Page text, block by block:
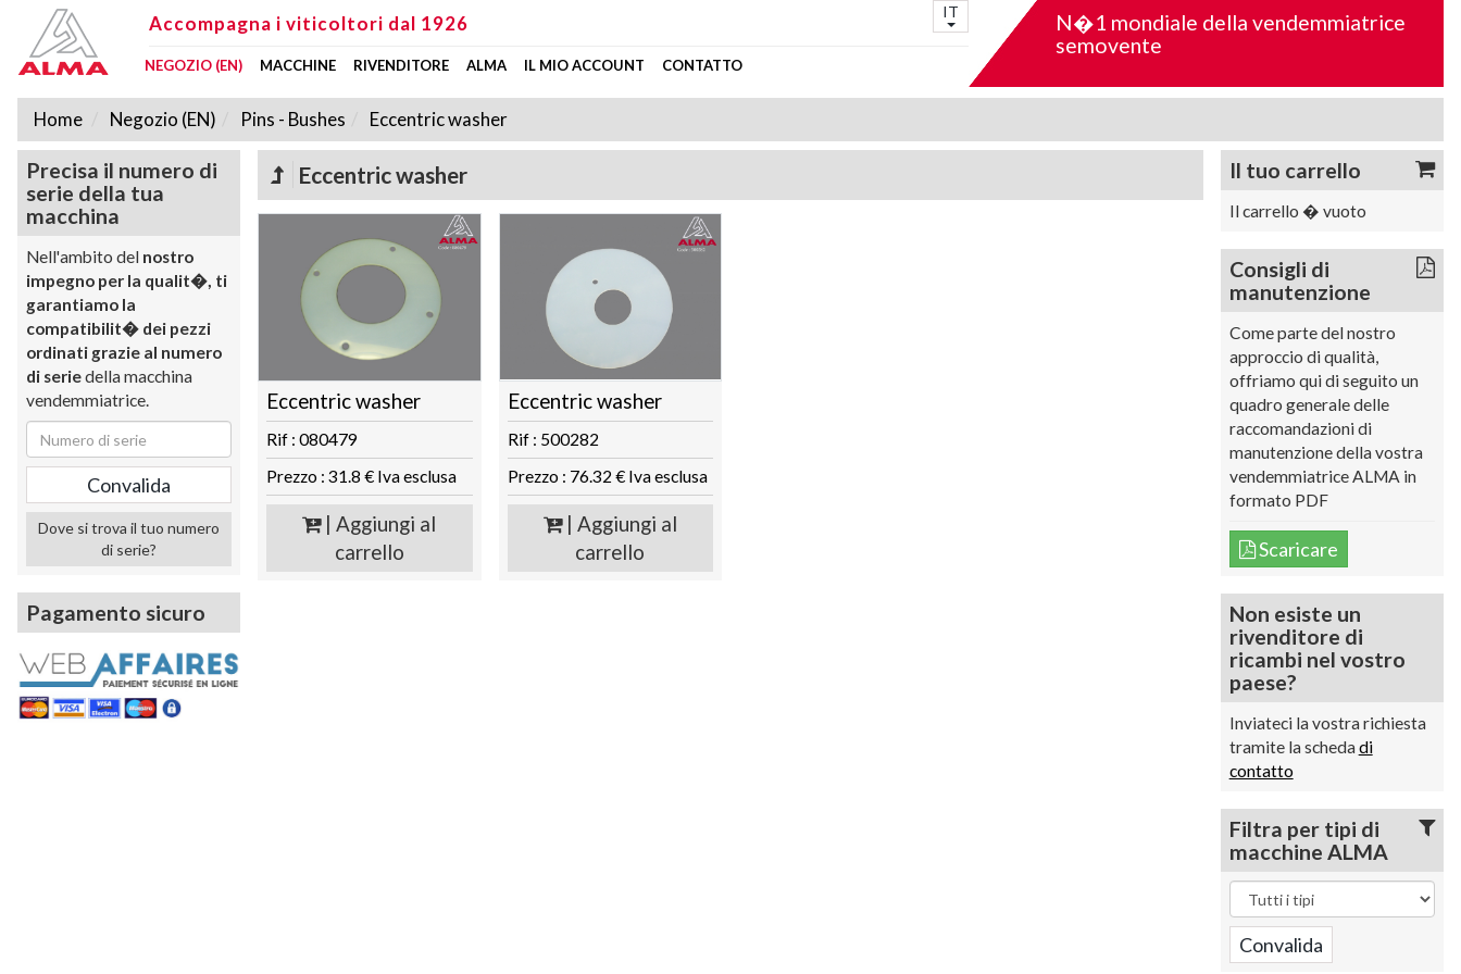
N�1 mondiale della vendemmiatrice
semovente
Accompagna i viticoltori dal 1926
IT
NEGOZIO (EN) MACCHINE RIVENDITORE ALMA IL MIO ACCOUNT CONTATTO
Home Negozio (EN) Pins - Bushes Eccentric washer
Precisa il numero di
serie della tua
macchina
Nell'ambito del nostro
impegno per la qualit�, ti
garantiamo la
compatibilit� dei pezzi
ordinati grazie al numero
di seriedella macchina
vendemmiatrice.
Dove si trova il tuo numero
di serie?
Pagamento sicuro
Eccentric washer
Eccentric washer
Rif : 080479
Prezzo : 31.8 € Iva esclusa
| Aggiungi al
carrello
Eccentric washer
Rif : 500282
Prezzo : 76.32 € Iva esclusa
| Aggiungi al
carrello
Il tuo carrello
Il carrello � vuoto
Consigli di
manutenzione
Come parte del nostro
approccio di qualità,
offriamo qui di seguito un
quadro generale delle
raccomandazioni di
manutenzione della vostra
vendemmiatrice ALMA in
formato PDF
Scaricare
Non esiste un
rivenditore di
ricambi nel vostro
paese?
Inviateci la vostra richiesta
tramite la schedadi
contatto
Filtra per tipi di
macchine ALMA